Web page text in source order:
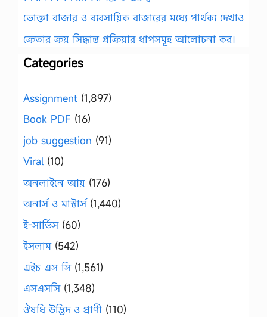
ভোক্তা বাজার ও ব্যবসায়িক বাজারের মধ্যে পার্থক্য দেখাও
ক্রেতার ক্রয় সিদ্ধান্ত প্রক্রিয়ার ধাপসমূহ আলোচনা কর।
Categories
Assignment (1,897)
Book PDF (16)
job suggestion (91)
Viral (10)
অনলাইনে আয় (176)
অনার্স ও মাস্টার্স(1,440)
ই-সার্ভিস(60)
ইসলাম(542)
এইচ এস সি(1,561)
এসএসসি(1,348)
ঔষধি উদ্ভিদ ও প্রাণী (110)